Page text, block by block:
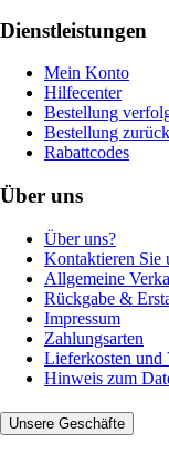
Dienstleistungen
Mein Konto
Hilfecenter
Bestellung
Bestellung
Rabattcodes
Über uns
Über uns?
Kontaktieren Sie
Allgemeine
Rückgabe &
Impressum
Zahlungsarten
Lieferkosten und
Hinweis zum
Unsere Geschäfte